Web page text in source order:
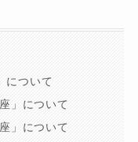
について
」について
」について